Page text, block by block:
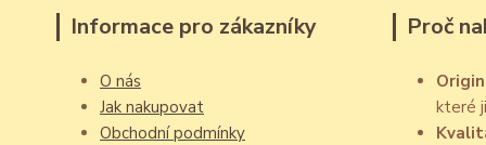
Informace pro zákazníky
O nás
Jak nakupovat
Obchodní podmínky
Proč
které